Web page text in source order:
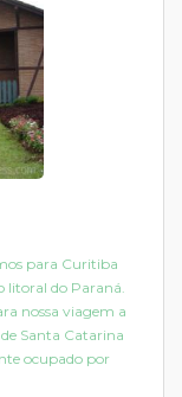
para Curitiba
litoral do Paraná.
nossa viagem a
Santa Catarina
ocupado por